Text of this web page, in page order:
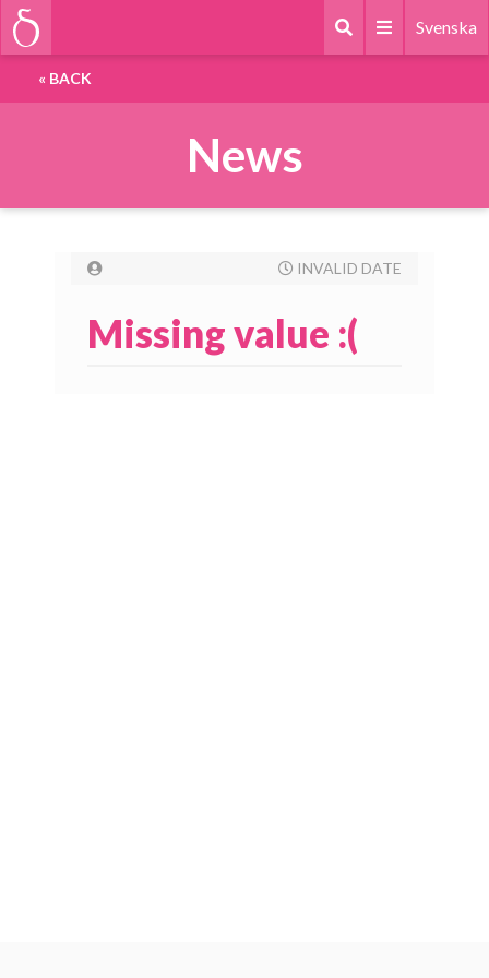
Svenska
« BACK
News
INVALID DATE
Missing value :(